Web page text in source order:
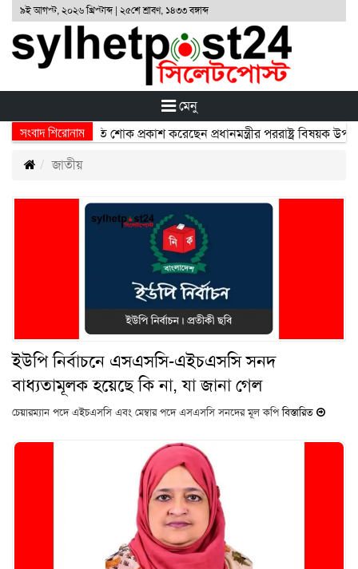
৯ই আগস্ট, ২০২৬ খ্রিস্টাব্দ | ২৫শে শ্রাবণ, ১৪৩৩ বঙ্গাব্দ
মেনু
সংবাদ শিরোনাম
প্রতি শোক প্রকাশ করেছেন প্রধানমন্ত্রীর পররাষ্ট্র বিষয়ক উপদেষ্টা
জাতীয়
ইউপি নির্বাচনে এসএসসি-এইচএসসি সনদ
বাধ্যতামূলক হয়েছে কি না, যা জানা গেল
চেয়ারম্যান পদে এইচএসসি এবং মেম্বার পদে এসএসসি সনদের মূল কপিবিস্তারিত